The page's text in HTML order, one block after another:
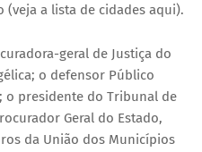
a lista de cidades aqui).
geral de Justiça do
o defensor Público
o presidente do Tribunal de
Geral do Estado,
da União dos Municípios